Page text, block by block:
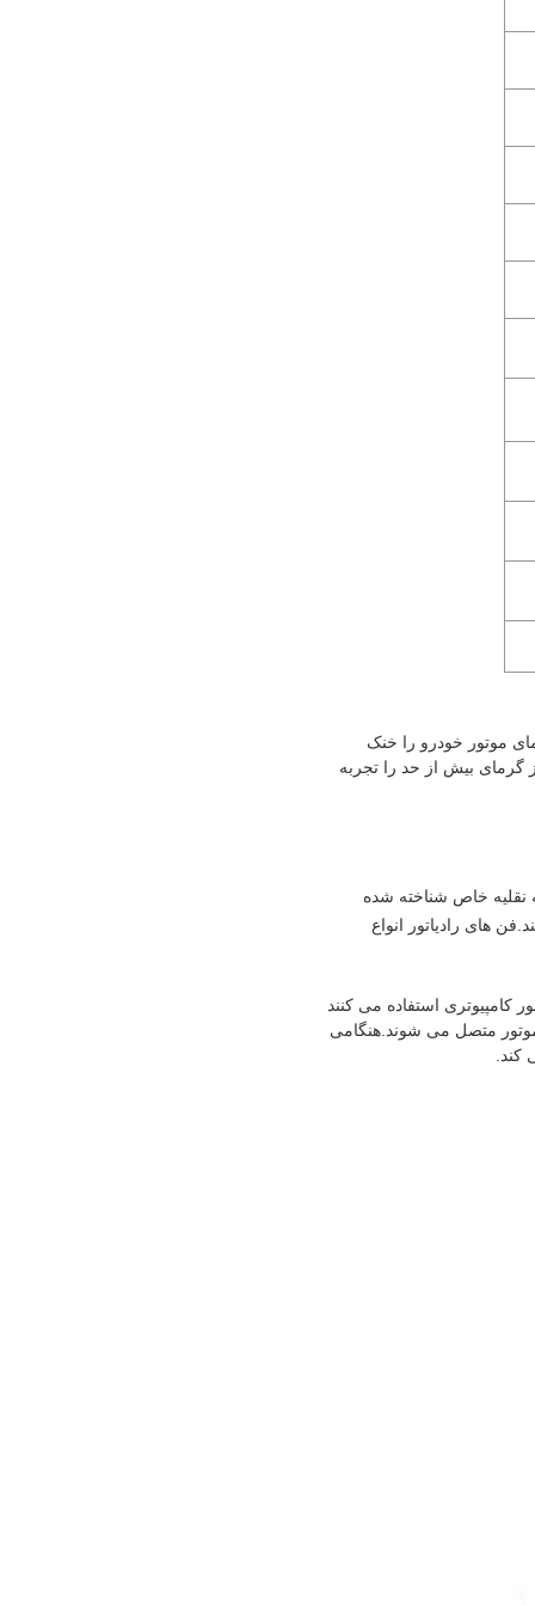
موتور خودرو را خنک
گرمای بیش از حد را تجربه
نقلیه خاص شناخته شده
های رادیاتور انواع
کامپیوتری استفاده می کنند
متصل می شوند.هنگامی
کند.